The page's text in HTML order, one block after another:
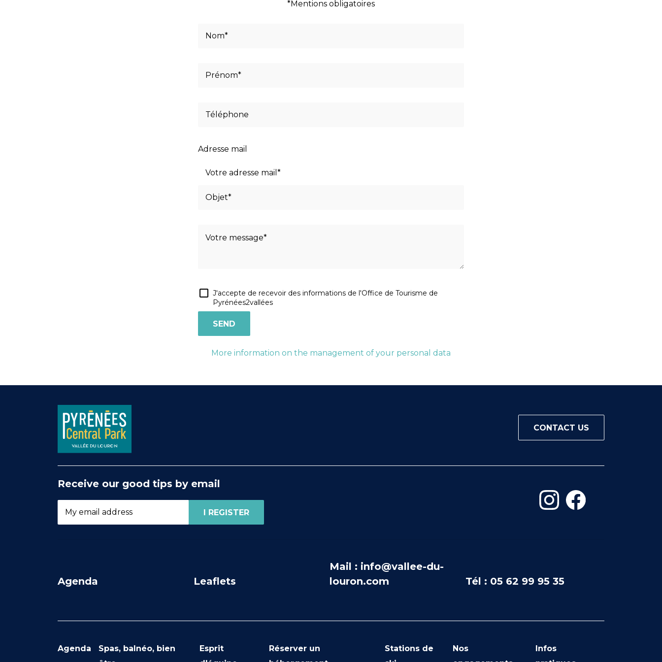
*Mentions obligatoires
Adresse mail
J'accepte de recevoir des informations de l'Office de Tourisme de
Pyrénées2vallées
More information on the management of your personal data
CONTACT US
Receive our good tips by email
Agenda Leaflets
Mail : info@vallee-du-
louron.com
Tél : 05 62 99 95 35
Agenda
Spas, balnéo, bien
Esprit
Réserver un
Stations de
Nos
Infos